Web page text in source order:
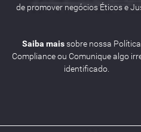
de promover negócios Éticos e
Saiba maissobre nossa
Compliance ou Comunique algo
identificado.